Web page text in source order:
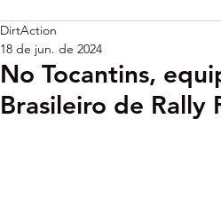
No Tocantins,
Brasileiro de Rally
DirtAction
18 de jun. de 2024